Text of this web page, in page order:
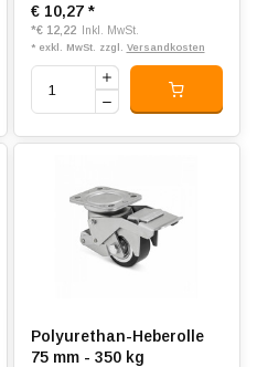
€ 10,27 *
*€ 12,22 Inkl. MwSt.
* exkl. MwSt. zzgl. Versandkosten
Polyurethan-Heberolle
75 mm - 350 kg